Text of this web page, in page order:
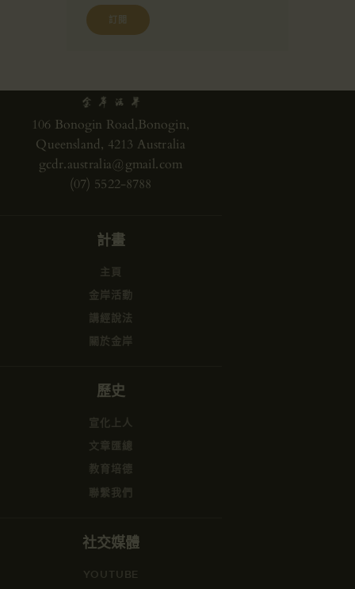
106 Bonogin Road,Bonogin,
Queensland, 4213 Australia
gcdr.australia@gmail.com
(07) 5522-8788
計畫
主頁
金岸活動
講經說法
關於金岸
歷史
宣化上人
文章匯總
教育培德
聯繫我們
社交媒體
YOUTUBE